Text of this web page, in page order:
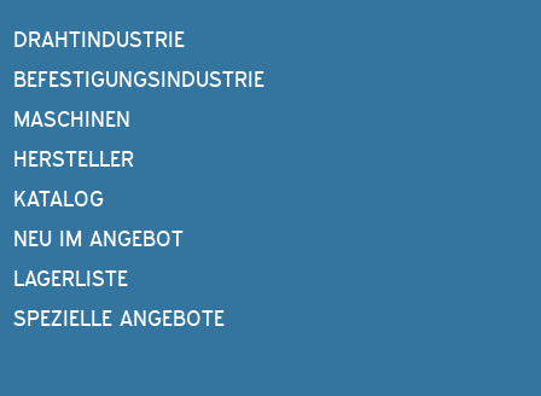
DRAHTINDUSTRIE
BEFESTIGUNGSINDUSTRIE
MASCHINEN
HERSTELLER
KATALOG
NEU IM ANGEBOT
LAGERLISTE
SPEZIELLE ANGEBOTE